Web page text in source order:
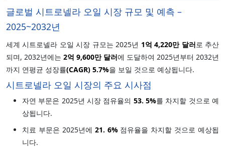
글로벌 시트로넬라 오일 시장 규모 및 예측 –
2025~2032년
세계 시트로넬라 오일 시장 규모는 2025년 1억 4,220만 달러로 추산
되며, 2032년에는 2억 9,600만 달러에 도달하여 2025년부터 2032년
까지 연평균 성장률(CAGR) 5.7%을 보일 것으로 예상됩니다.
시트로넬라 오일 시장의 주요 시사점
자연 부문은 2025년 시장 점유율의 53.5%를 차지할 것으로 예
상됩니다.
치료 부문은 2025년에 21. 6%점유율을 차지할 것으로 예상됩
니다.